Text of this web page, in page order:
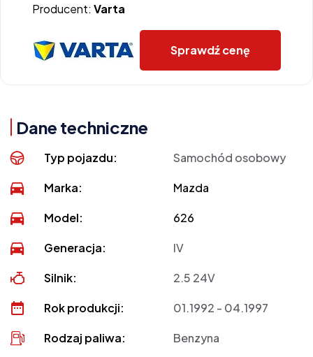
Producent: Varta
Sprawdź cenę
Dane techniczne
Typ pojazdu: Samochód osobowy
Marka: Mazda
Model: 626
Generacja: IV
Silnik: 2.5 24V
Rok produkcji: 01.1992 - 04.1997
Rodzaj paliwa: Benzyna